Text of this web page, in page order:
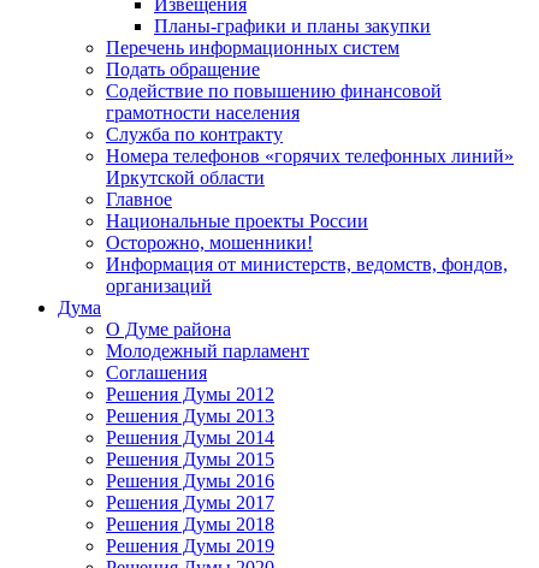
Планы-графики и планы закупки
Перечень информационных систем
Подать обращение
Содействие по повышению финансовой
грамотности населения
Служба по контракту
Номера телефонов «горячих телефонных линий»
Иркутской области
Главное
Национальные проекты России
Осторожно, мошенники!
Информация от министерств, ведомств, фондов,
организаций
Дума
О Думе района
Молодежный парламент
Соглашения
Решения Думы 2012
Решения Думы 2013
Решения Думы 2014
Решения Думы 2015
Решения Думы 2016
Решения Думы 2017
Решения Думы 2018
Решения Думы 2019